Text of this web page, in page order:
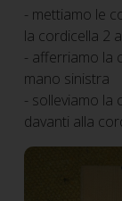
- mettiamo le
la cordicella 2
- afferriamo la
mano sinistra
- solleviamo la
davanti alla